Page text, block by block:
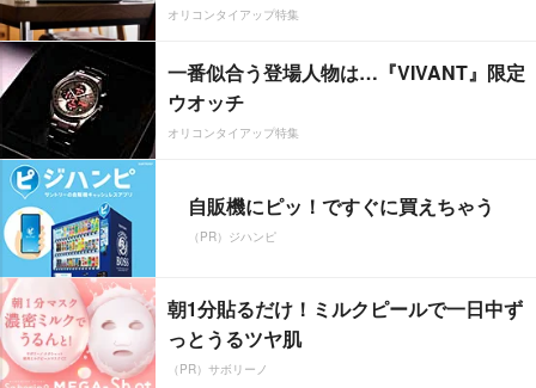
オリコンタイアップ特集
一番似合う登場人物は…『VIVANT』限定
ウオッチ
オリコンタイアップ特集
自販機にピッ！ですぐに買えちゃう
（PR）ジハンピ
朝1分貼るだけ！ミルクピールで一日中ず
っとうるツヤ肌
（PR）サボリーノ